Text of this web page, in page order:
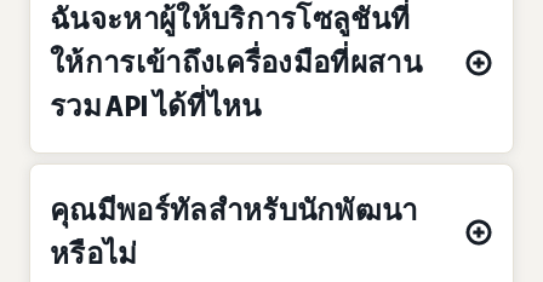
ฉันจะหาผู้ให้บริการโซลูชันที่
ให้การเข้าถึงเครื่องมือที่ผสาน
รวม API ได้ที่ไหน
คุณมีพอร์ทัลสำหรับนักพัฒนา
หรือไม่